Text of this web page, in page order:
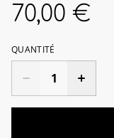
70,00 €
QUANTITÉ